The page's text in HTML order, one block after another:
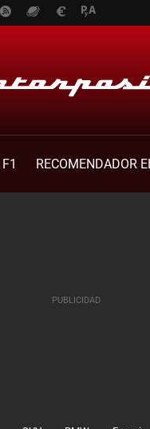
F1
RECOMENDADOR